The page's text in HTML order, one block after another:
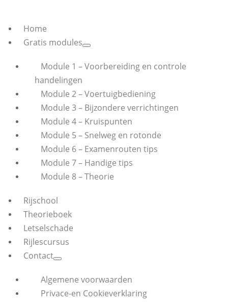
Home
Gratis modules
Module 1 – Voorbereiding en controle
handelingen
Module 2 – Voertuigbediening
Module 3 – Bijzondere verrichtingen
Module 4 – Kruispunten
Module 5 – Snelweg en rotonde
Module 6 – Examenrouten tips
Module 7 – Handige tips
Module 8 – Theorie
Rijschool
Theorieboek
Letselschade
Rijlescursus
Contact
Algemene voorwaarden
Privace-en Cookieverklaring